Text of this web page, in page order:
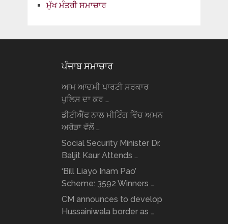
ਮੁੱਖ ਮੰਤਰੀ ਸਮਾਚਾਰ
ਪੰਜਾਬ ਸਮਾਚਾਰ
ਆਮ ਆਦਮੀ ਪਾਰਟੀ ਸਰਕਾਰ
ਪੁਲਿਸ ਦਾ ਕਰ …
ਡੀਟੀਐੱਫ ਨਾਲ ਮੀਟਿੰਗ ਵਿੱਚ ਅਮਨ
ਅਰੋੜਾ ਵੱਲੋਂ …
Social Security Minister Dr.
Baljit Kaur Attends …
‘Bill Liayo Inam Pao’
Scheme: 3592 Winners …
CM announces to develop
Hussainiwala border as …